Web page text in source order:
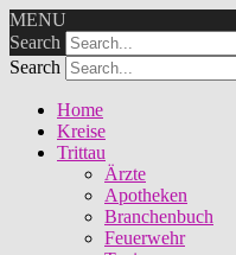
MENU
Search
Search
Home
Kreise
Trittau
Ärzte
Apotheken
Branchenbuch
Feuerwehr